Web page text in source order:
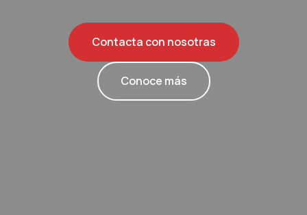
Contacta con nosotras
Conoce más